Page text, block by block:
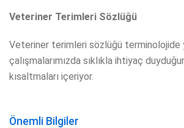
Veteriner Terimleri Sözlüğü
Veteriner terimleri sözlüğü terminolojide
çalışmalarımızda sıklıkla ihtiyaç
kısaltmaları içeriyor.
Önemli Bilgiler